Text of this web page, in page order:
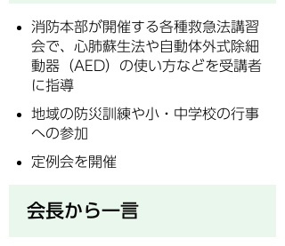
消防本部が開催する各種救急法講習
会で、心肺蘇生法や自動体外式除細
動器（AED）の使い方などを受講者
に指導
地域の防災訓練や小・中学校の行事
への参加
定例会を開催
会長から一言